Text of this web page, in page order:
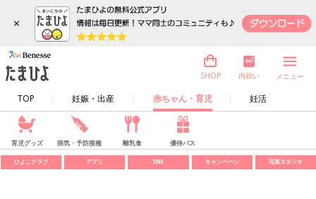
×
TOP 妊娠・出産 赤ちゃん・育児 妊活
SHOP 内祝い メニュー
育児グッズ 病気・予防接種 離乳食 優待パス
ひよこクラブ アプリ SNS キャンペーン 写真スタジオ